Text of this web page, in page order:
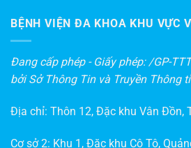
BỆNH VIỆN ĐA KHOA KHU VỰC
Đang cấp phép - Giấy phép: /GP-
bởi Sở Thông Tin và Truyền Thông
Địa chỉ: Thôn 12, Đặc khu Vân Đồn,
Cơ sở 2: Khu 1, Đặc khu Cô Tô,